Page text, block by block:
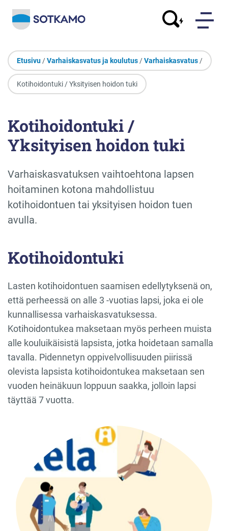
Etusivu /Varhaiskasvatus ja koulutus /Varhaiskasvatus /
Kotihoidontuki / Yksityisen hoidon tuki
Kotihoidontuki /
Yksityisen hoidon tuki
Varhaiskasvatuksen vaihtoehtona lapsen
hoitaminen kotona mahdollistuu
kotihoidontuen tai yksityisen hoidon tuen
avulla.
Kotihoidontuki
Lasten kotihoidontuen saamisen edellytyksenä on,
että perheessä on alle 3 -vuotias lapsi, joka ei ole
kunnallisessa varhaiskasvatuksessa.
Kotihoidontukea maksetaan myös perheen muista
alle kouluikäisistä lapsista, jotka hoidetaan samalla
tavalla. Pidennetyn oppivelvollisuuden piirissä
olevista lapsista kotihoidontukea maksetaan sen
vuoden heinäkuun loppuun saakka, jolloin lapsi
täyttää 7 vuotta.